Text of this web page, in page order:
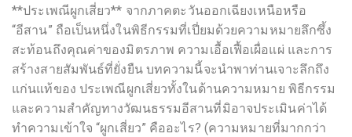
**ประเพณีผูกเสี่ยว** จากภาคตะวันออกเฉียงเหนือหรือ
“อีสาน” ถือเป็นหนึ่งในพิธีกรรมที่เปี่ยมด้วยความหมายลึกซึ้ง
สะท้อนถึงคุณค่าของมิตรภาพ ความเอื้อเฟื้อเผื่อแผ่ และการ
สร้างสายสัมพันธ์ที่ยั่งยืน บทความนี้จะนำพาท่านเจาะลึกถึง
แก่นแท้ของ ประเพณีผูกเสี่ยวทั้งในด้านความหมาย พิธีกรรม
และความสำคัญทางวัฒนธรรมอีสานที่มิอาจประเมินค่าได้
ทำความเข้าใจ “ผูกเสี่ยว” คืออะไร? (ความหมายที่มากกว่า